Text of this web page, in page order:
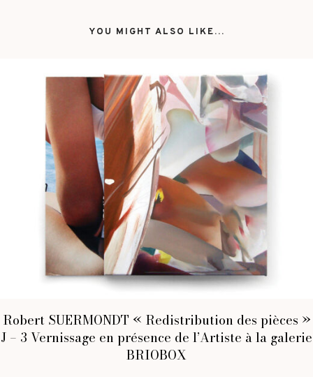
YOU MIGHT ALSO LIKE...
Robert SUERMONDT « Redistribution des pièces »
J – 3 Vernissage en présence de l’Artiste à la galerie
BRIOBOX